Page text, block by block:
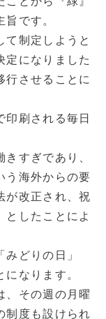
です。
て制定しようと
定になりました
行させることに
刷される毎日
すぎであり、
う海外からの要
が改正され、祝
としたことによ
どりの日」
なります。
、その週の月曜
制度も設けられ